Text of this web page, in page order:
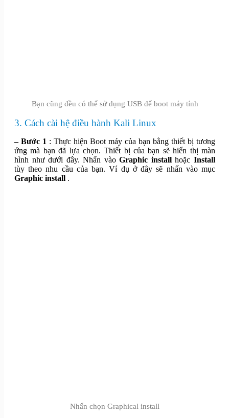
Bạn cũng đều có thể sử dụng USB để boot máy tính
3. Cách cài hệ điều hành Kali Linux
– Bước 1 : Thực hiện Boot máy của bạn bằng thiết bị tương
ứng mà bạn đã lựa chọn. Thiết bị của bạn sẽ hiển thị màn
hình như dưới đây. Nhấn vàoGraphic installhoặcInstall
tùy theo nhu cầu của bạn. Ví dụ ở đây sẽ nhấn vào mục
Graphic install .
Nhấn chọn Graphical install